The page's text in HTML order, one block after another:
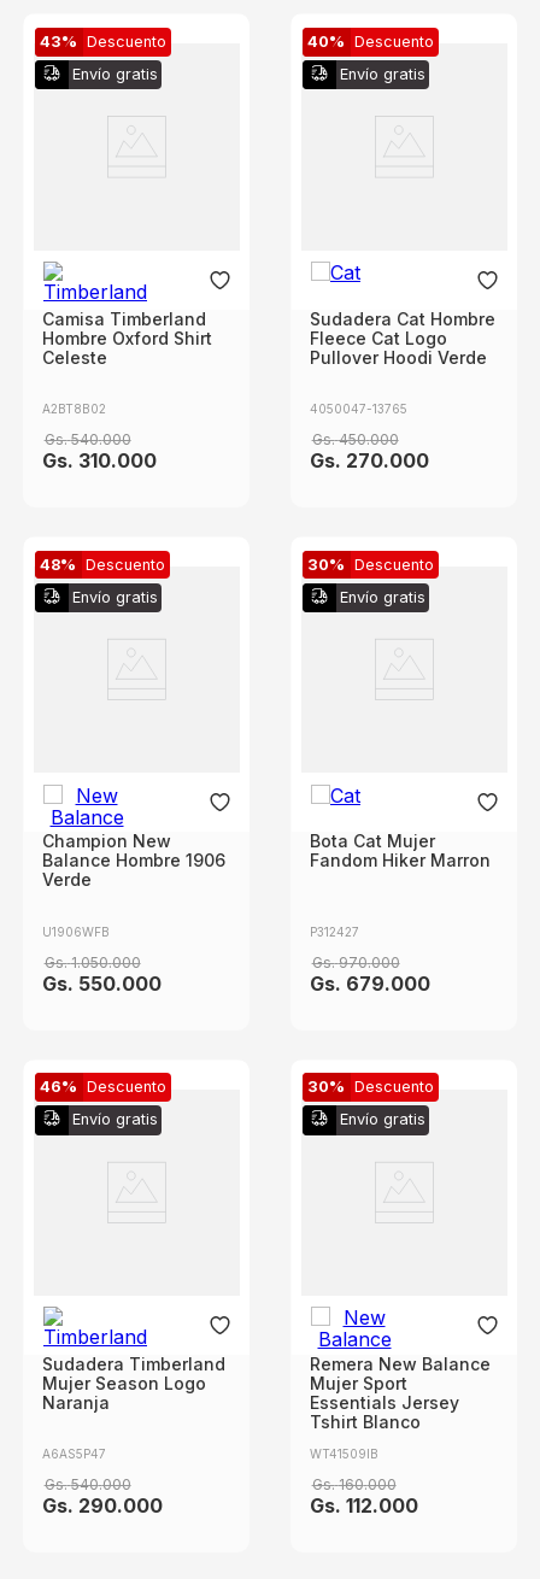
43%
Descuento
Envío gratis
Camisa Timberland
Hombre Oxford Shirt
Celeste
A2BT8B02
Gs. 540.000
Gs. 310.000
40%
Descuento
Envío gratis
Sudadera Cat Hombre
Fleece Cat Logo
Pullover Hoodi Verde
4050047-13765
Gs. 450.000
Gs. 270.000
48%
Descuento
Envío gratis
Champion New
Balance Hombre 1906
Verde
U1906WFB
Gs. 1.050.000
Gs. 550.000
30%
Descuento
Envío gratis
Bota Cat Mujer
Fandom Hiker Marron
P312427
Gs. 970.000
Gs. 679.000
46%
Descuento
Envío gratis
Sudadera Timberland
Mujer Season Logo
Naranja
A6AS5P47
Gs. 540.000
Gs. 290.000
30%
Descuento
Envío gratis
Remera New Balance
Mujer Sport
Essentials Jersey
Tshirt Blanco
WT41509IB
Gs. 160.000
Gs. 112.000